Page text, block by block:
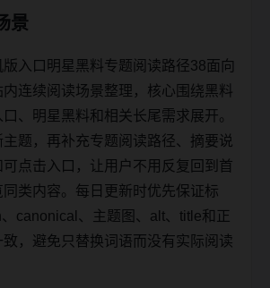
景
入口明星黑料专题阅读路径38面向
连续阅读场景整理，核心围绕黑料
、明星黑料和相关长尾需求展开。
主题，再补充专题阅读路径、摘要说
可点击入口，让用户不用反复回到首
同类内容。每日更新时优先保证标
canonical、主题图、alt、title和正
，避免只替换词语而没有实际阅读